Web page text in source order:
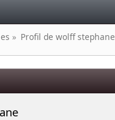
» Profil de wolff stephane